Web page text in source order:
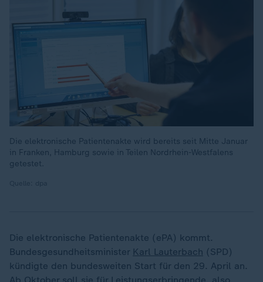
Die elektronische Patientenakte wird bereits seit Mitte Januar
in Franken, Hamburg sowie in Teilen Nordrhein-Westfalens
getestet.
Die elektronische Patientenakte (ePA) kommt.
Bundesgesundheitsminister Karl Lauterbach (SPD)
kündigte den bundesweiten Start für den 29. April an.